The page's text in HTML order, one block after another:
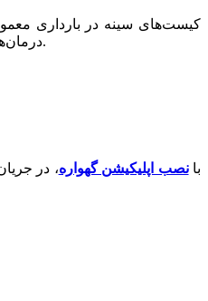
کیست‌های سینه در بارداری
درمان‌های ساده‌ای از جمله دارو، هورمون درمانی، آسپیراسیون و... دارند. در این مقاله، به طور مفصل در مورد علل کیست سینه در بارداری و روش‌های درمان آن توضیح خواهیم داد.
بانصب اپلیکیشن گهواره، در